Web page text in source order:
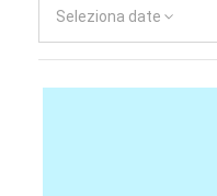
Seleziona date